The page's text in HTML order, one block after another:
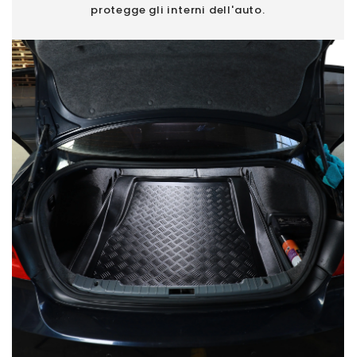
protegge gli interni dell'auto.